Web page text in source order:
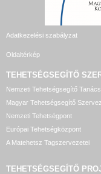
Adatkezelési szabályzat
Oldaltérkép
TEHETSÉGSEGÍTŐ
Nemzeti Tehetségsegítő Tanács
Magyar Tehetségsegítő
Nemzeti Tehetségpont
Európai Tehetségközpont
A Matehetsz Tagszervezetei
TEHETSÉGSEGÍTŐ